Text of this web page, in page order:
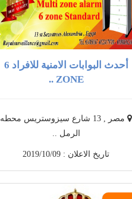
أحدث البوابات الامنية للافراد 6
ZONE ..
مصر , 13 شارع سيزوستريس محطه
الرمل ..
تاريخ الاعلان : 2019/10/09